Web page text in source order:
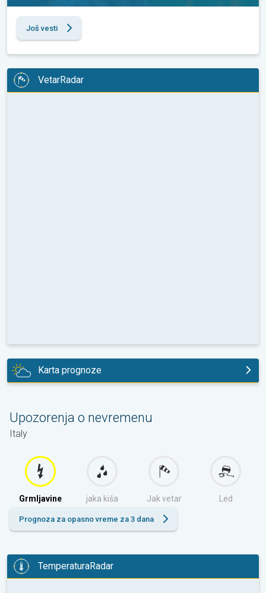
Još vesti
VetarRadar
Karta prognoze
Upozorenja o nevremenu
Italy
Grmljavine jaka kiša Jak vetar Led
Prognoza za opasno vreme za 3 dana
TemperaturaRadar